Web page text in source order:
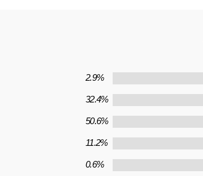
2.9%
32.4%
50.6%
11.2%
0.6%